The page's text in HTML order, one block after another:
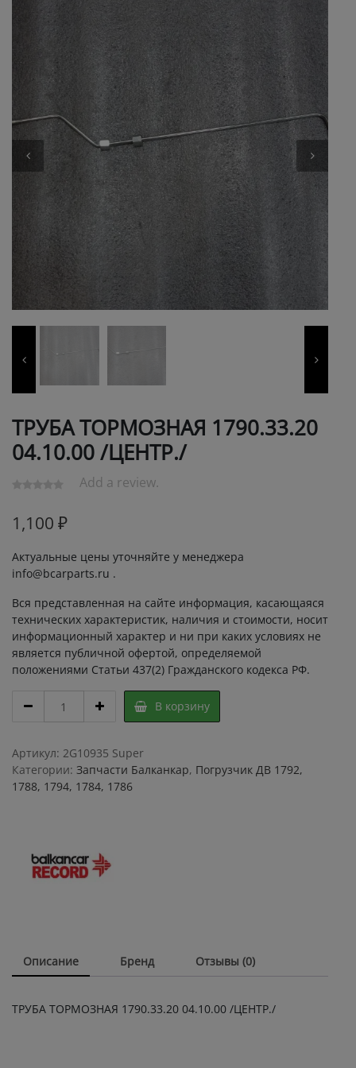
ТРУБА ТОРМОЗНАЯ 1790.33.20
04.10.00 /ЦЕНТР./
Add a review.
1,100 ₽
Актуальные цены уточняйте у менеджера
info@bcarparts.ru .
Вся представленная на сайте информация, касающаяся
технических характеристик, наличия и стоимости, носит
информационный характер и ни при каких условиях не
является публичной офертой, определяемой
положениями Статьи 437(2) Гражданского кодекса РФ.
ТОРМОЗНАЯ
04.10.00
/
ЦЕНТР./
В корзину
Артикул: 2G10935 Super
Категории: Запчасти Балканкар, Погрузчик ДВ 1792,
1788, 1794, 1784, 1786
Описание Бренд Отзывы (0)
ТРУБА ТОРМОЗНАЯ 1790.33.20 04.10.00 /ЦЕНТР./